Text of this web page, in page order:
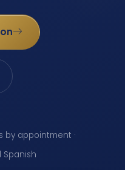
by appointment ·
Spanish